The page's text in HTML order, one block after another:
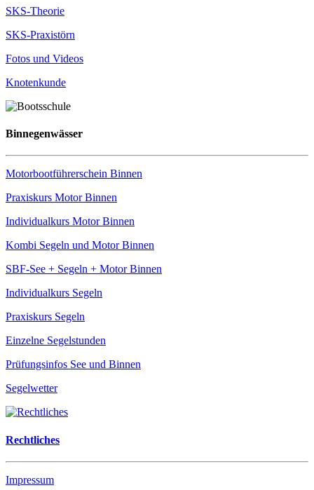
SKS-Theorie
SKS-Praxistörn
Fotos und Videos
Knotenkunde
Binnegenwässer
Motorbootführerschein Binnen
Praxiskurs Motor Binnen
Individualkurs Motor Binnen
Kombi Segeln und Motor Binnen
SBF-See + Segeln + Motor Binnen
Individualkurs Segeln
Praxiskurs Segeln
Einzelne Segelstunden
Prüfungsinfos See und Binnen
Segelwetter
Rechtliches
Impressum